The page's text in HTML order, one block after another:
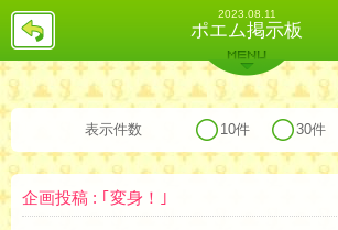
2023.08.11
ポエム掲示板
戻
バックナンバー 詳細検索 ランキング
MENU
表示件数 10件 30件
企画投稿 : ｢変身！｣